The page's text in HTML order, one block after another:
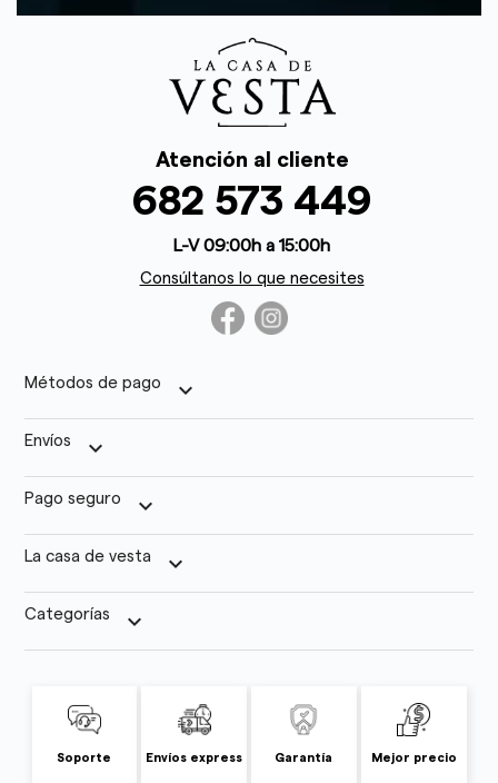
Atención al cliente
682 573 449
L-V 09:00h a 15:00h
Consúltanos lo que necesites
Métodos de pago keyboard_arrow_down
Envíos keyboard_arrow_down
Pago seguro keyboard_arrow_down
La casa de vesta keyboard_arrow_down
Categorías keyboard_arrow_down
Soporte Envíos express Garantía Mejor precio